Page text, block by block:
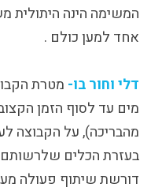
המשימה הינה היתולית
אחד למען כולם .
דלי וחור בו- מטרת
מים עד לסוף הזמן
מהבריכה), על הקבוצה
בעזרת הכלים שלרשותם
דורשת שיתוף פעולה